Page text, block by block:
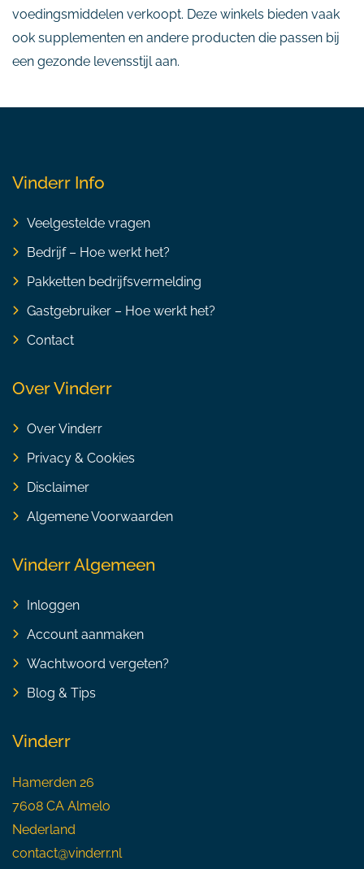
voedingsmiddelen verkoopt. Deze winkels bieden vaak
ook supplementen en andere producten die passen bij
een gezonde levensstijl aan.
Vinderr Info
Veelgestelde vragen
Bedrijf – Hoe werkt het?
Pakketten bedrijfsvermelding
Gastgebruiker – Hoe werkt het?
Contact
Over Vinderr
Over Vinderr
Privacy & Cookies
Disclaimer
Algemene Voorwaarden
Vinderr Algemeen
Inloggen
Account aanmaken
Wachtwoord vergeten?
Blog & Tips
Vinderr
Hamerden 26
7608 CA Almelo
Nederland
contact@vinderr.nl